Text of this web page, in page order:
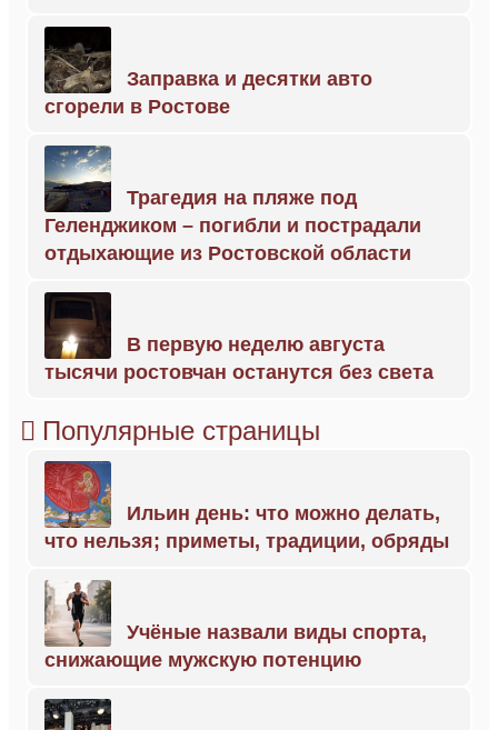
Заправка и десятки авто
сгорели в Ростове
Трагедия на пляже под
Геленджиком – погибли и пострадали
отдыхающие из Ростовской области
В первую неделю августа
тысячи ростовчан останутся без света
Популярные страницы
Ильин день: что можно делать,
что нельзя; приметы, традиции, обряды
Учёные назвали виды спорта,
снижающие мужскую потенцию